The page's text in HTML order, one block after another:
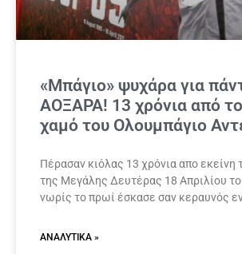
«Μπάγιο» ψυχάρα για
ΑΟΞΑΡΑ! 13 χρόνια από
χαμό του Ολουμπάγιο
Πέρασαν κιόλας 13 χρόνια απο εκείνη
της Μεγάλης Δευτέρας 18 Απριλίου
νωρίς το πρωί έσκασε σαν κεραυνός
ΑΝΑΛΥΤΙΚΆ »